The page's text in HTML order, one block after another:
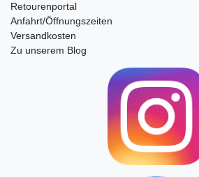
Retourenportal
Anfahrt/Öffnungszeiten
Versandkosten
Zu unserem Blog